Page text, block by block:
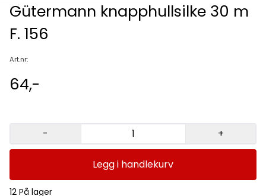
Gütermann knapphullsilke 30 m
F. 156
Art.nr:
64,-
- +
Legg i handlekurv
12 På lager